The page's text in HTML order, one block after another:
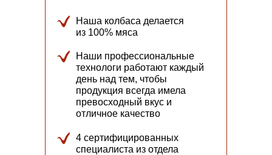
Наша колбаса делается
из 100% мяса
Наши профессиональные
технологи работают каждый
день над тем, чтобы
продукция всегда имела
превосходный вкус и
отличное качество
4 сертифицированных
специалиста из отдела